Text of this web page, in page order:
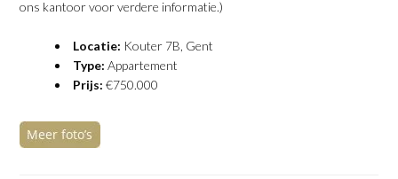
ons kantoor voor verdere informatie.)
Locatie: Kouter 7B, Gent
Type: Appartement
Prijs: €750.000